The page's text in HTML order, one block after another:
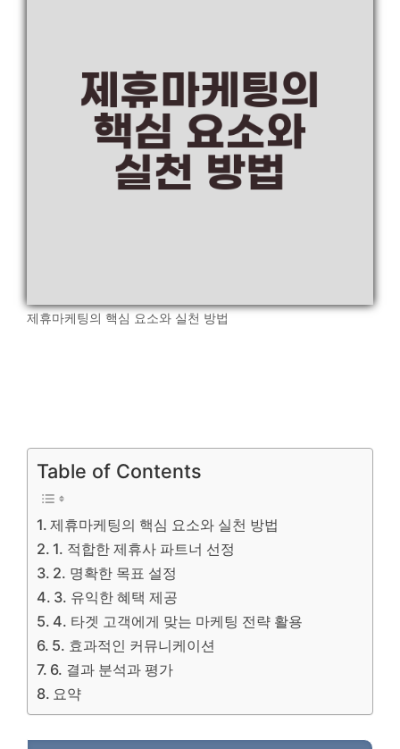
제휴마케팅의 핵심 요소와 실천 방법
Table of Contents
제휴마케팅의 핵심 요소와 실천 방법
1. 적합한 제휴사 파트너 선정
2. 명확한 목표 설정
3. 유익한 혜택 제공
4. 타겟 고객에게 맞는 마케팅 전략 활용
5. 효과적인 커뮤니케이션
6. 결과 분석과 평가
요약